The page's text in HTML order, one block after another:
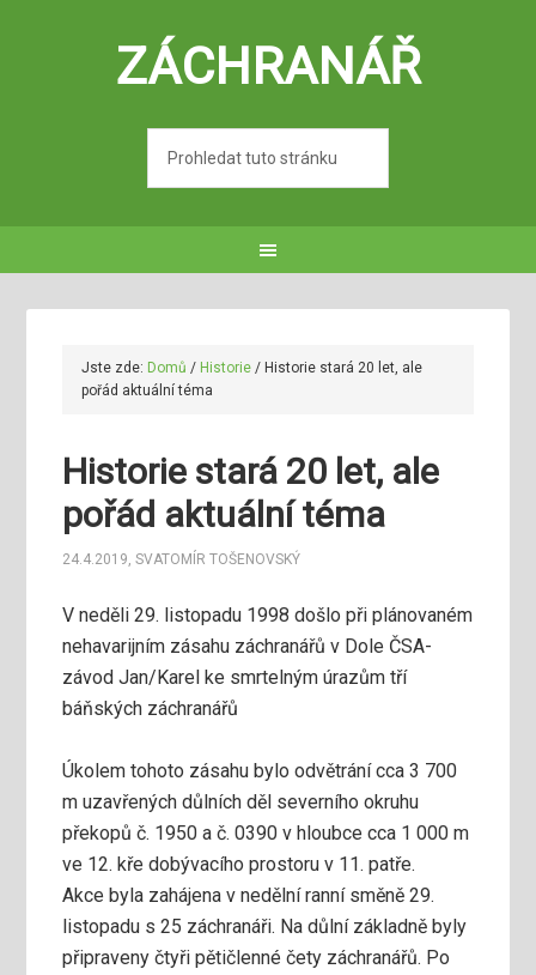
ZÁCHRANÁŘ
Jste zde: Domů / Historie / Historie stará 20 let, ale
pořád aktuální téma
Historie stará 20 let, ale
pořád aktuální téma
24.4.2019,SVATOMÍR TOŠENOVSKÝ
V neděli 29. listopadu 1998 došlo při plánovaném
nehavarijním zásahu záchranářů v Dole ČSA-
závod Jan/Karel ke smrtelným úrazům tří
báňských záchranářů
Úkolem tohoto zásahu bylo odvětrání cca 3 700
m uzavřených důlních děl severního okruhu
překopů č. 1950 a č. 0390 v hloubce cca 1 000 m
ve 12. kře dobývacího prostoru v 11. patře.
Akce byla zahájena v nedělní ranní směně 29.
listopadu s 25 záchranáři. Na důlní základně byly
připraveny čtyři pětičlenné čety záchranářů. Po